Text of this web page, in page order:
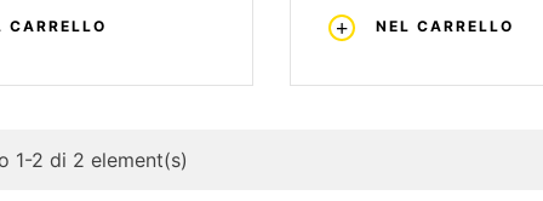
CARRELLO NEL CARRELLO
1-2 di 2 element(s)